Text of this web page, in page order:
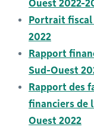
Ouest 2022-
Portrait fiscal
2022
Rapport
Sud-Ouest
Rapport des
financiers de
Ouest 2022